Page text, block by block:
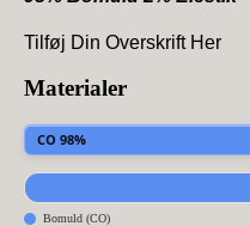
Tilføj Din Overskrift Her
Materialer
CO 98%
Bomuld (CO)